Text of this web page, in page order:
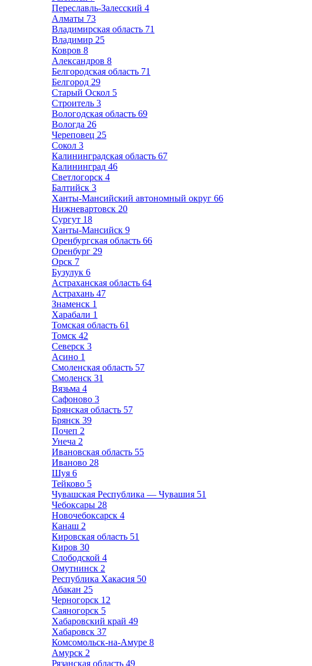
Переславль-Залесский 4
Алматы 73
Владимирская область 71
Владимир 25
Ковров 8
Александров 8
Белгородская область 71
Белгород 29
Старый Оскол 5
Строитель 3
Вологодская область 69
Вологда 26
Череповец 25
Сокол 3
Калининградская область 67
Калининград 46
Светлогорск 4
Балтийск 3
Ханты-Мансийский автономный округ 66
Нижневартовск 20
Сургут 18
Ханты-Мансийск 9
Оренбургская область 66
Оренбург 29
Орск 7
Бузулук 6
Астраханская область 64
Астрахань 47
Знаменск 1
Харабали 1
Томская область 61
Томск 42
Северск 3
Асино 1
Смоленская область 57
Смоленск 31
Вязьма 4
Сафоново 3
Брянская область 57
Брянск 39
Почеп 2
Унеча 2
Ивановская область 55
Иваново 28
Шуя 6
Тейково 5
Чувашская Республика — Чувашия 51
Чебоксары 28
Новочебоксарск 4
Канаш 2
Кировская область 51
Киров 30
Слободской 4
Омутнинск 2
Республика Хакасия 50
Абакан 25
Черногорск 12
Саяногорск 5
Хабаровский край 49
Хабаровск 37
Комсомольск-на-Амуре 8
Амурск 2
Рязанская область 49